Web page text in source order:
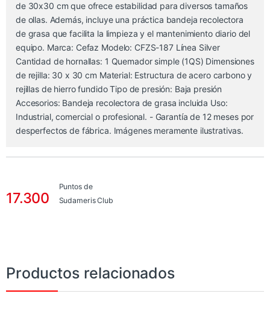
de 30x30 cm que ofrece estabilidad para diversos tamaños
de ollas. Además, incluye una práctica bandeja recolectora
de grasa que facilita la limpieza y el mantenimiento diario del
equipo. Marca: Cefaz Modelo: CFZS-187 Línea Silver
Cantidad de hornallas: 1 Quemador simple (1QS) Dimensiones
de rejilla: 30 x 30 cm Material: Estructura de acero carbono y
rejillas de hierro fundido Tipo de presión: Baja presión
Accesorios: Bandeja recolectora de grasa incluida Uso:
Industrial, comercial o profesional. - Garantía de 12 meses por
desperfectos de fábrica. Imágenes meramente ilustrativas.
17.300
Puntos de
Sudameris Club
Productos relacionados